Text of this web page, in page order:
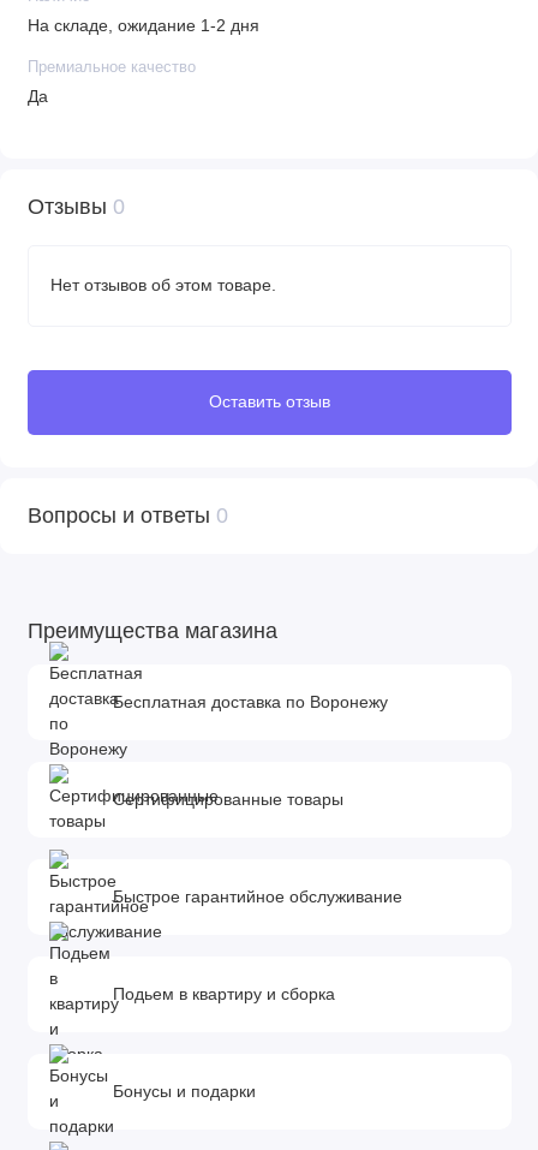
На складе, ожидание 1-2 дня
Премиальное качество
Да
Отзывы 0
Нет отзывов об этом товаре.
Оставить отзыв
Вопросы и ответы 0
Преимущества магазина
Бесплатная доставка по Воронежу
Сертифицированные товары
Быстрое гарантийное обслуживание
Подьем в квартиру и сборка
Бонусы и подарки